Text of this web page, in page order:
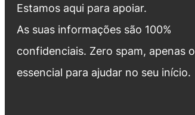
Estamos aqui para apoiar.
As suas informações são 100%
confidenciais. Zero spam, apenas o
essencial para ajudar no seu início.